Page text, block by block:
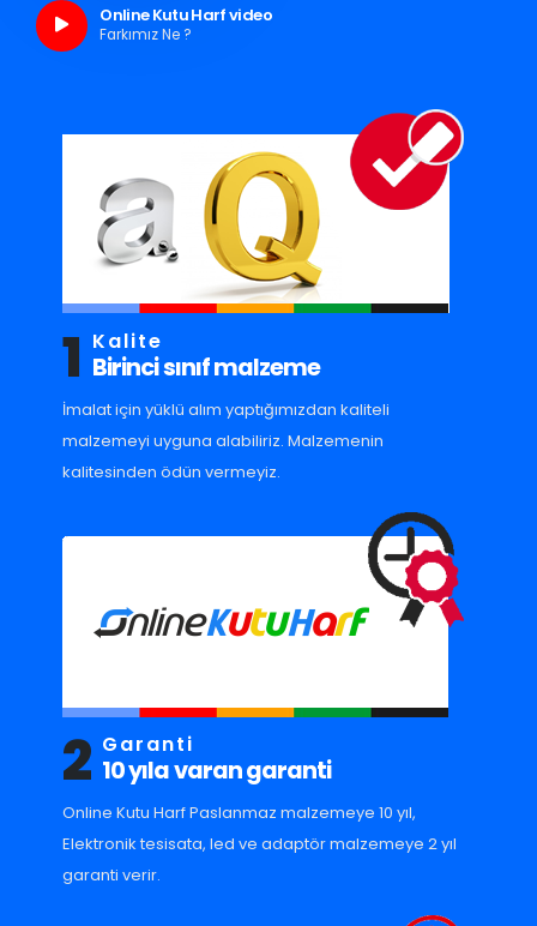
Online Kutu Harf video
Farkımız Ne ?
1 Kalite
Birinci sınıf malzeme
İmalat için yüklü alım yaptığımızdan kaliteli
malzemeyi uyguna alabiliriz. Malzemenin
kalitesinden ödün vermeyiz.
2 Garanti
10 yıla varan garanti
Online Kutu Harf Paslanmaz malzemeye 10 yıl,
Elektronik tesisata, led ve adaptör malzemeye 2 yıl
garanti verir.